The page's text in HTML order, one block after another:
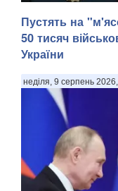
У Донецькій
російського
Ворожий військовий
диктаторському
Патріоти України.
Пустять на
50 тисяч
України
неділя, 9 серпень